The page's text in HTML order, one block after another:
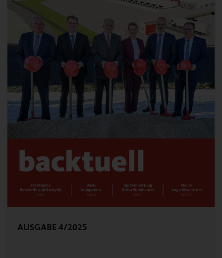
AUSGABE 4/2025